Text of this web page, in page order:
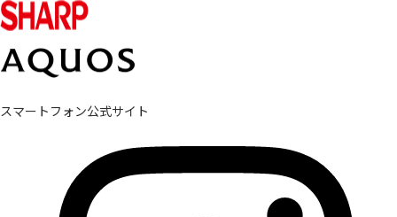
スマートフォン公式サイト